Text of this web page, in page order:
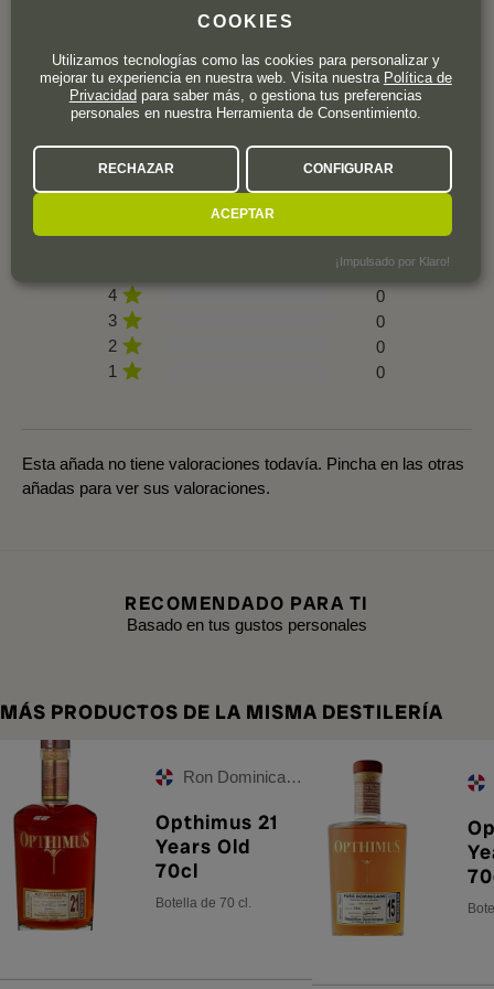
0 valoración
0
4
0
3
0
2
0
1
0
Esta añada no tiene valoraciones todavía. Pincha en las otras
añadas para ver sus valoraciones.
RECOMENDADO PARA TI
Basado en tus gustos personales
MÁS PRODUCTOS DE LA MISMA DESTILERÍA
Ron Dominicano
Opthimus 21
Years Old
70cl
Botella de 70 cl.
COOKIES
Utilizamos tecnologías como las cookies para personalizar y
mejorar tu experiencia en nuestra web. Visita nuestra Política de
Privacidadpara saber más, o gestiona tus preferencias
personales en nuestra Herramienta de Consentimiento.
RECHAZAR CONFIGURAR
ACEPTAR
¡Impulsado por Klaro!